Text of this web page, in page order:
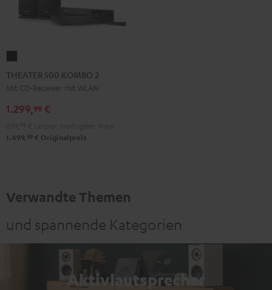
500
KOMBO
Schwarz
THEATER 500 KOMBO 2
Mit CD-Receiver mit WLAN
1.299,99 €
1.499, 99 € Originalpreis
Verwandte Themen
und spannende Kategorien
Aktivlautsprecher